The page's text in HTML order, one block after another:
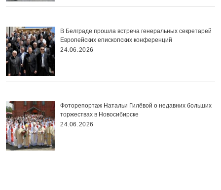
В Белграде прошла встреча генеральных секретарей
Европейских епископских конференций
24.06.2026
Фоторепортаж Натальи Гилёвой о недавних больших
торжествах в Новосибирске
24.06.2026